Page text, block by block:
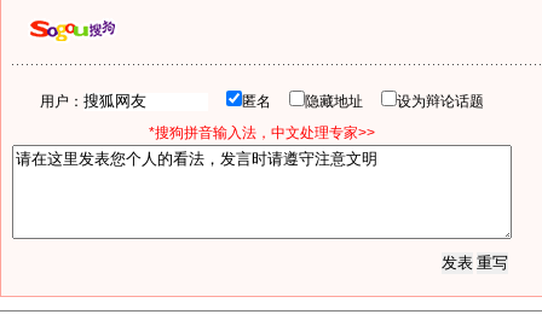
用户： 匿名 隐藏地址
设为辩论话题
*搜狗拼音输入法，中文处理专家>>